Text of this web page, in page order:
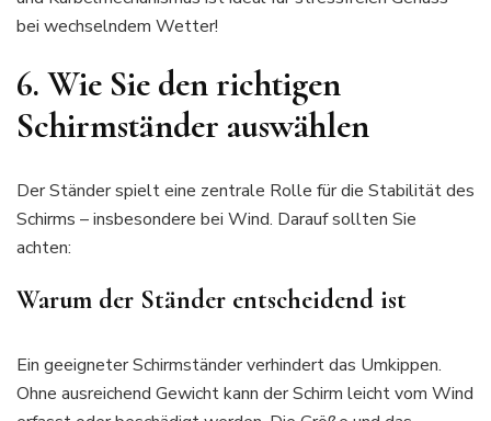
bei wechselndem Wetter!
6. Wie Sie den richtigen
Schirmständer auswählen
Der Ständer spielt eine zentrale Rolle für die Stabilität des
Schirms – insbesondere bei Wind. Darauf sollten Sie
achten:
Warum der Ständer entscheidend ist
Ein geeigneter Schirmständer verhindert das Umkippen.
Ohne ausreichend Gewicht kann der Schirm leicht vom Wind